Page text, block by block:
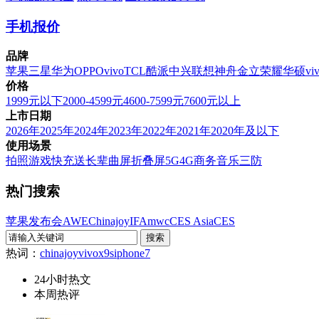
手机报价
品牌
苹果三星华为OPPOvivoTCL酷派中兴联想神舟金立荣耀华硕
价格
1999元以下2000-4599元4600-7599元7600元以上
上市日期
2026年2025年2024年2023年2022年2021年2020年及以下
使用场景
拍照游戏快充送长辈曲屏折叠屏5G4G商务音乐三防
热门搜索
苹果发布会AWEChinajoyIFAmwcCES AsiaCES
热词： chinajoyvivox9siphone7
24小时热文
本周热评